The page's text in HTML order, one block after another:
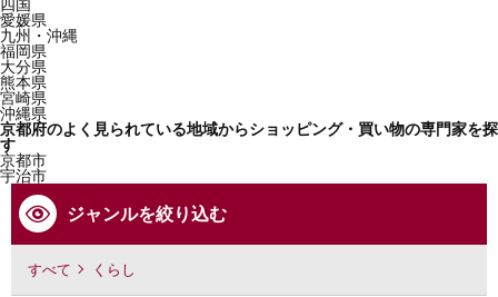
四国
愛媛県
九州・沖縄
福岡県
大分県
熊本県
宮崎県
沖縄県
京都府のよく見られている地域からショッピング・買い物の専門家を探
す
京都市
宇治市
ジャンルを絞り込む
すべて くらし